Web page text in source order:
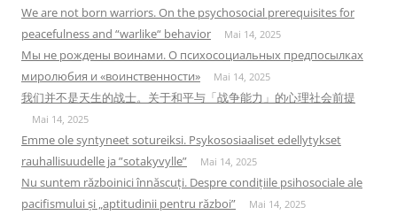
We are not born warriors. On the psychosocial prerequisites for
peacefulness and “warlike“ behavior
Mai 14, 2025
Мы не рождены воинами. О психосоциальных предпосылках
миролюбия и «воинственности»
Mai 14, 2025
我们并不是天生的战士。关于和平与「战争能力」的心理社会前提
Mai 14, 2025
Emme ole syntyneet sotureiksi. Psykososiaaliset edellytykset
rauhallisuudelle ja ”sotakyvylle”
Mai 14, 2025
Nu suntem războinici înnăscuți. Despre condițiile psihosociale ale
pacifismului și „aptitudinii pentru război”
Mai 14, 2025